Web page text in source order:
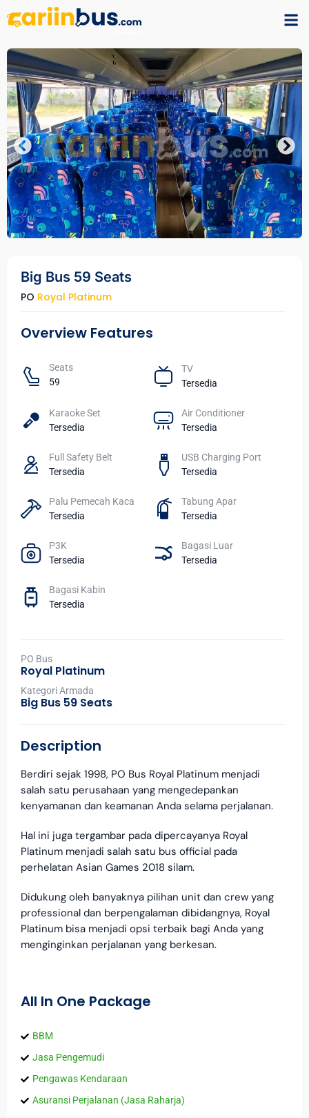
Big Bus 59 Seats
PO Royal Platinum
Overview Features
Seats​
59
TV​
Tersedia
Karaoke Set
Tersedia
Air Conditioner
Tersedia
Full Safety Belt
Tersedia
USB Charging Port
Tersedia
Palu Pemecah Kaca
Tersedia
Tabung Apar
Tersedia
P3K
Tersedia
Bagasi Luar
Tersedia
Bagasi Kabin
Tersedia
PO Bus
Royal Platinum
Kategori Armada
Big Bus 59 Seats
Description
Berdiri sejak 1998, PO Bus Royal Platinum menjadi
salah satu perusahaan yang mengedepankan
kenyamanan dan keamanan Anda selama perjalanan.
Hal ini juga tergambar pada dipercayanya Royal
Platinum menjadi salah satu bus official pada
perhelatan Asian Games 2018 silam.
Didukung oleh banyaknya pilihan unit dan crew yang
professional dan berpengalaman dibidangnya, Royal
Platinum bisa menjadi opsi terbaik bagi Anda yang
menginginkan perjalanan yang berkesan.
All In One Package
BBM
Jasa Pengemudi
Pengawas Kendaraan
Asuransi Perjalanan (Jasa Raharja)